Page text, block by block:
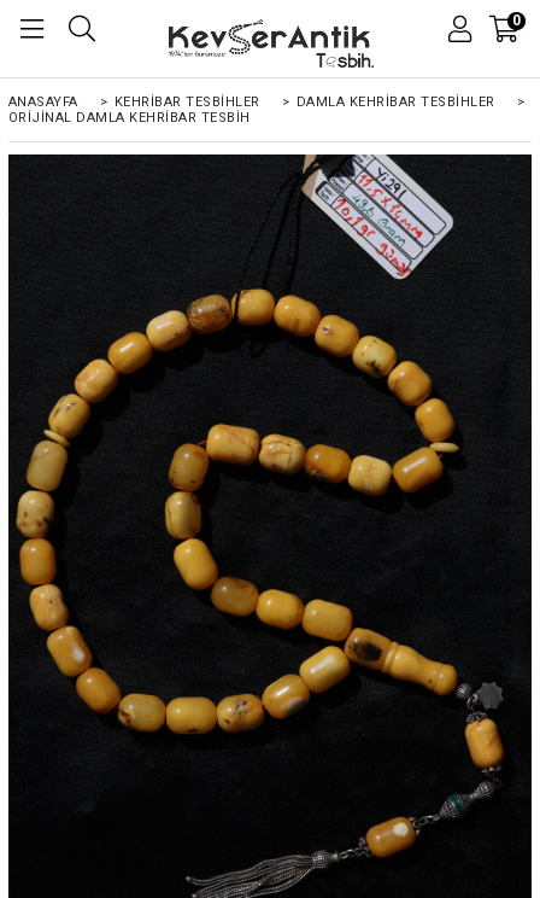
0
ANASAYFA > KEHRIBAR TESBIHLER > DAMLA KEHRİBAR TESBİHLER
>
ORIJINAL DAMLA KEHRIBAR TESBIH